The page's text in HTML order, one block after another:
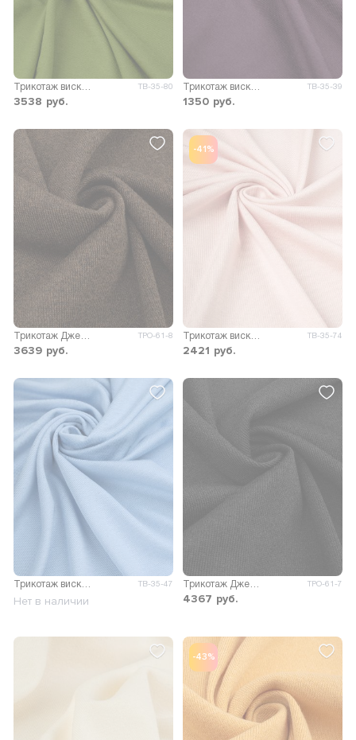
ТВ-35-80
3538 руб.
ТВ-35-39
1350 руб.
ТРО-61-8
3639 руб.
-41%
ТВ-35-74
2421 руб.
Трикотаж вискоза Пума ТВ-35-47
Нет в наличии
Трикотаж Джейн меланж двусторонний ТРО-61-7
4367 руб.
-43%